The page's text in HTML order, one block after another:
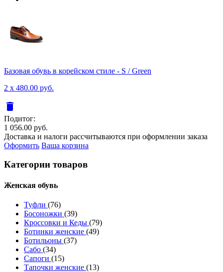
Базовая обувь в корейском стиле - S / Green
2 x 480.00 руб.
delete
Подитог:
1 056.00 руб.
Доставка и налоги рассчитываются при оформлении заказа
Оформить Ваша корзина
Категории товаров
Женcкая обувь
Туфли (76)
Босоножки (39)
Кроссовки и Кеды (79)
Ботинки женские (49)
Ботильоны (37)
Сабо (34)
Сапоги (15)
Тапочки женские (13)